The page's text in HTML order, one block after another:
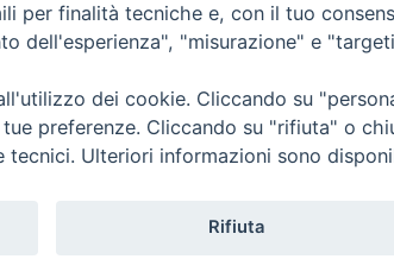
Privacy Policy Cookie Policy
Editrice
per finalità tecniche e, con il tuo
dell'esperienza", "misurazione" e
dei cookie. Cliccando su
preferenze. Cliccando su "rifiuta" o
tecnici. Ulteriori informazioni sono
Rifiuta